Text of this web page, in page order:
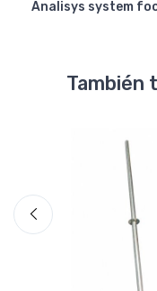
Analisys system
También